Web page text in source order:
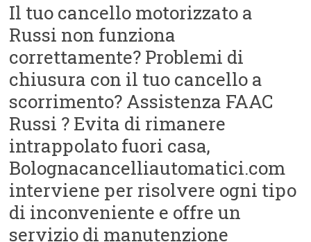
Il tuo cancello motorizzato a
Russi non funziona
correttamente? Problemi di
chiusura con il tuo cancello a
scorrimento? Assistenza FAAC
Russi ? Evita di rimanere
intrappolato fuori casa,
Bolognacancelliautomatici.com
interviene per risolvere ogni tipo
di inconveniente e offre un
servizio di manutenzione